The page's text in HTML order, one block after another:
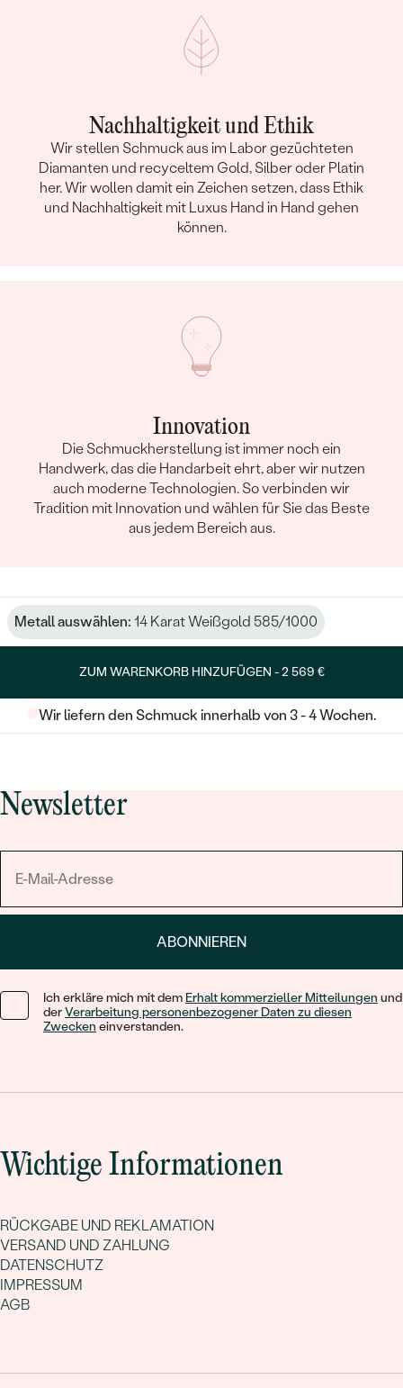
Nachhaltigkeit und Ethik
Wir stellen Schmuck aus im Labor gezüchteten
Diamanten und recyceltem Gold, Silber oder Platin
her. Wir wollen damit ein Zeichen setzen, dass Ethik
und Nachhaltigkeit mit Luxus Hand in Hand gehen
können.
Innovation
Die Schmuckherstellung ist immer noch ein
Handwerk, das die Handarbeit ehrt, aber wir nutzen
auch moderne Technologien. So verbinden wir
Tradition mit Innovation und wählen für Sie das Beste
aus jedem Bereich aus.
Metall auswählen: 14 Karat Weißgold 585/1000
ZUM WARENKORB HINZUFÜGEN -2 569 €
Wir liefern den Schmuck innerhalb von 3 - 4 Wochen.
Newsletter
ABONNIEREN
Ich erkläre mich mit dem Erhalt kommerzieller Mitteilungen und
derVerarbeitung personenbezogener Daten zu diesen
Zwecken einverstanden.
Wichtige Informationen
RÜCKGABE UND REKLAMATION
VERSAND UND ZAHLUNG
DATENSCHUTZ
IMPRESSUM
AGB